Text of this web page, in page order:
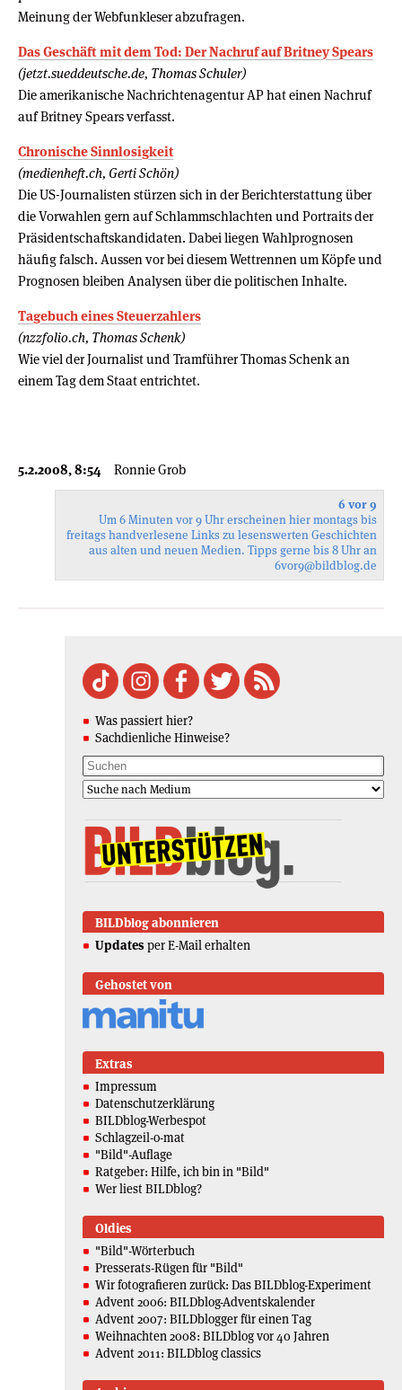
Meinung der Webfunkleser abzufragen.
Das Geschäft mit dem Tod: Der Nachruf auf Britney Spears
(jetzt.sueddeutsche.de, Thomas Schuler)
Die amerikanische Nachrichtenagentur AP hat einen Nachruf
auf Britney Spears verfasst.
Chronische Sinnlosigkeit
(medienheft.ch, Gerti Schön)
Die US-Journalisten stürzen sich in der Berichterstattung über
die Vorwahlen gern auf Schlammschlachten und Portraits der
Präsidentschaftskandidaten. Dabei liegen Wahlprognosen
häufig falsch. Aussen vor bei diesem Wettrennen um Köpfe und
Prognosen bleiben Analysen über die politischen Inhalte.
Tagebuch eines Steuerzahlers
(nzzfolio.ch, Thomas Schenk)
Wie viel der Journalist und Tramführer Thomas Schenk an
einem Tag dem Staat entrichtet.
5.2.2008, 8:54 Ronnie Grob
6 vor 9
Um 6 Minuten vor 9 Uhr erscheinen hier montags bis
freitags handverlesene Links zu lesenswerten Geschichten
aus alten und neuen Medien. Tipps gerne bis 8 Uhr an
6vor9@bildblog.de
Was passiert hier?
Sachdienliche Hinweise?
BILDblog abonnieren
Updates per E-Mail erhalten
Gehostet von
Extras
Impressum
Datenschutzerklärung
BILDblog-Werbespot
Schlagzeil-o-mat
"Bild"-Auflage
Ratgeber: Hilfe, ich bin in "Bild"
Wer liest BILDblog?
Oldies
"Bild"-Wörterbuch
Presserats-Rügen für "Bild"
Wir fotografieren zurück: Das BILDblog-Experiment
Advent 2006: BILDblog-Adventskalender
Advent 2007: BILDblogger für einen Tag
Weihnachten 2008: BILDblog vor 40 Jahren
Advent 2011: BILDblog classics